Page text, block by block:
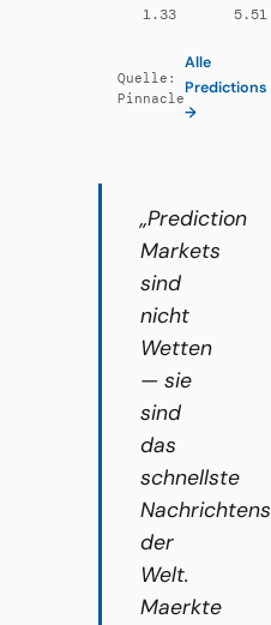
1.33 5.51
Quelle:
Pinnacle
Alle
Predictions
→
„Prediction
Markets
sind
nicht
Wetten
— sie
sind
das
schnellste
der
Welt.
Maerkte